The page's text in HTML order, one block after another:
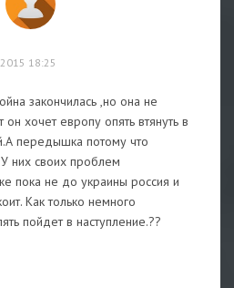
18:25
закончилась ,но она не
он хочет европу опять втянуть в
передышка потому что
них своих проблем
пока не до украины россия и
Как только немного
пойдет в наступление.??